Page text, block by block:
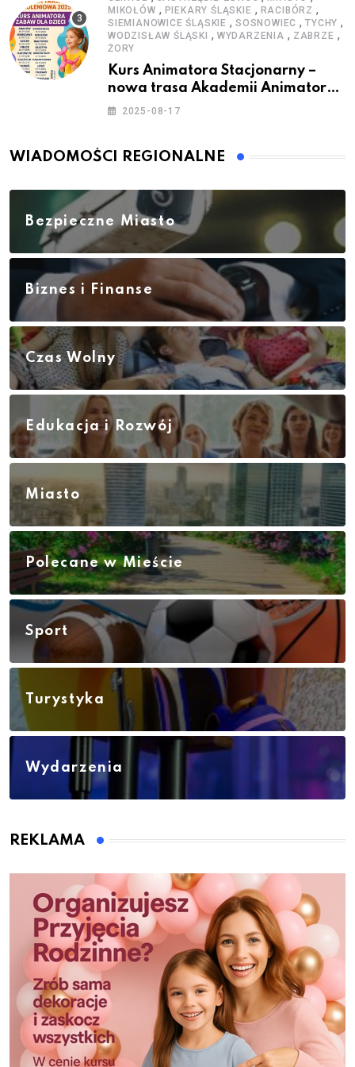
MIKOŁÓW , PIEKARY ŚLĄSKIE , RACIBÓRZ ,
SIEMIANOWICE ŚLĄSKIE ,SOSNOWIEC ,TYCHY ,
WODZISŁAW ŚLĄSKI , WYDARZENIA , ZABRZE ,
ŻORY
Kurs Animatora Stacjonarny –
nowa trasa Akademii Animatora
– jesień 2025
2025-08-17
WIADOMOŚCI REGIONALNE
Bezpieczne Miasto
Biznes i Finanse
Czas Wolny
Edukacja i Rozwój
Miasto
Polecane w Mieście
Sport
Turystyka
Wydarzenia
REKLAMA